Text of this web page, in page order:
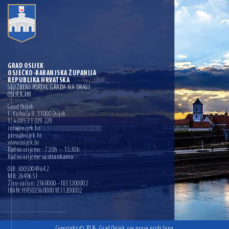
GRAD OSIJEK
OSJEČKO-BARANJSKA ŽUPANIJA
REPUBLIKA HRVATSKA
SLUŽBENI PORTAL GRADA NA DRAVI
OSIJEK.HR
Grad Osijek
F. Kuhača 9, 31000 Osijek
T: +385 31 229 229
info@osijek.hr
press@osijek.hr
www.osijek.hr
Radno vrijeme : 7:30h – 15:30h
Radno vrijeme sa strankama
OIB: 30050049642
MB: 2640651
Žiro-račun: 2360000–1831200002
IBAN: HR5023600001831200002